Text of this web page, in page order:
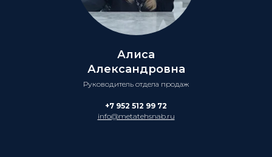
Алиса
Александровна
Руководитель отдела продаж
+7 952 512 99 72
info@metatehsnab.ru